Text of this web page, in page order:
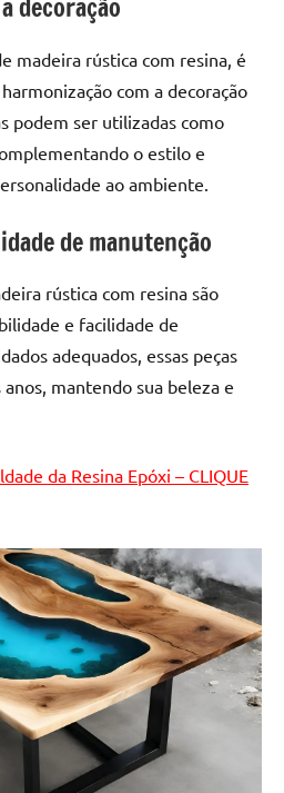
decoração
madeira rústica com resina, é
com a decoração
podem ser utilizadas como
o estilo e
ao ambiente.
de manutenção
rústica com resina são
e facilidade de
adequados, essas peças
mantendo sua beleza e
da Resina Epóxi – CLIQUE